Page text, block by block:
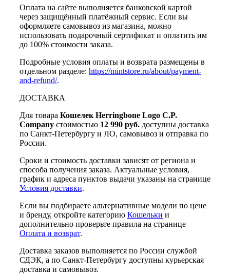
Оплата на сайте выполняется банковской картой
через защищённый платёжный сервис. Если вы
оформляете самовывоз из магазина, можно
использовать подарочный сертификат и оплатить им
до 100% стоимости заказа.
Подробные условия оплаты и возврата размещены в
отдельном разделе: https://mintstore.ru/about/payment-
and-refund/.
ДОСТАВКА
Для товара Кошелек Herringbone Logo C.P.
Company стоимостью 12 990 руб. доступны доставка
по Санкт-Петербургу и ЛО, самовывоз и отправка по
России.
Сроки и стоимость доставки зависят от региона и
способа получения заказа. Актуальные условия,
график и адреса пунктов выдачи указаны на странице
Условия доставки.
Если вы подбираете альтернативные модели по цене
и бренду, откройте категорию Кошельки и
дополнительно проверьте правила на странице
Оплата и возврат.
Доставка заказов выполняется по России службой
СДЭК, а по Санкт-Петербургу доступны курьерская
доставка и самовывоз.